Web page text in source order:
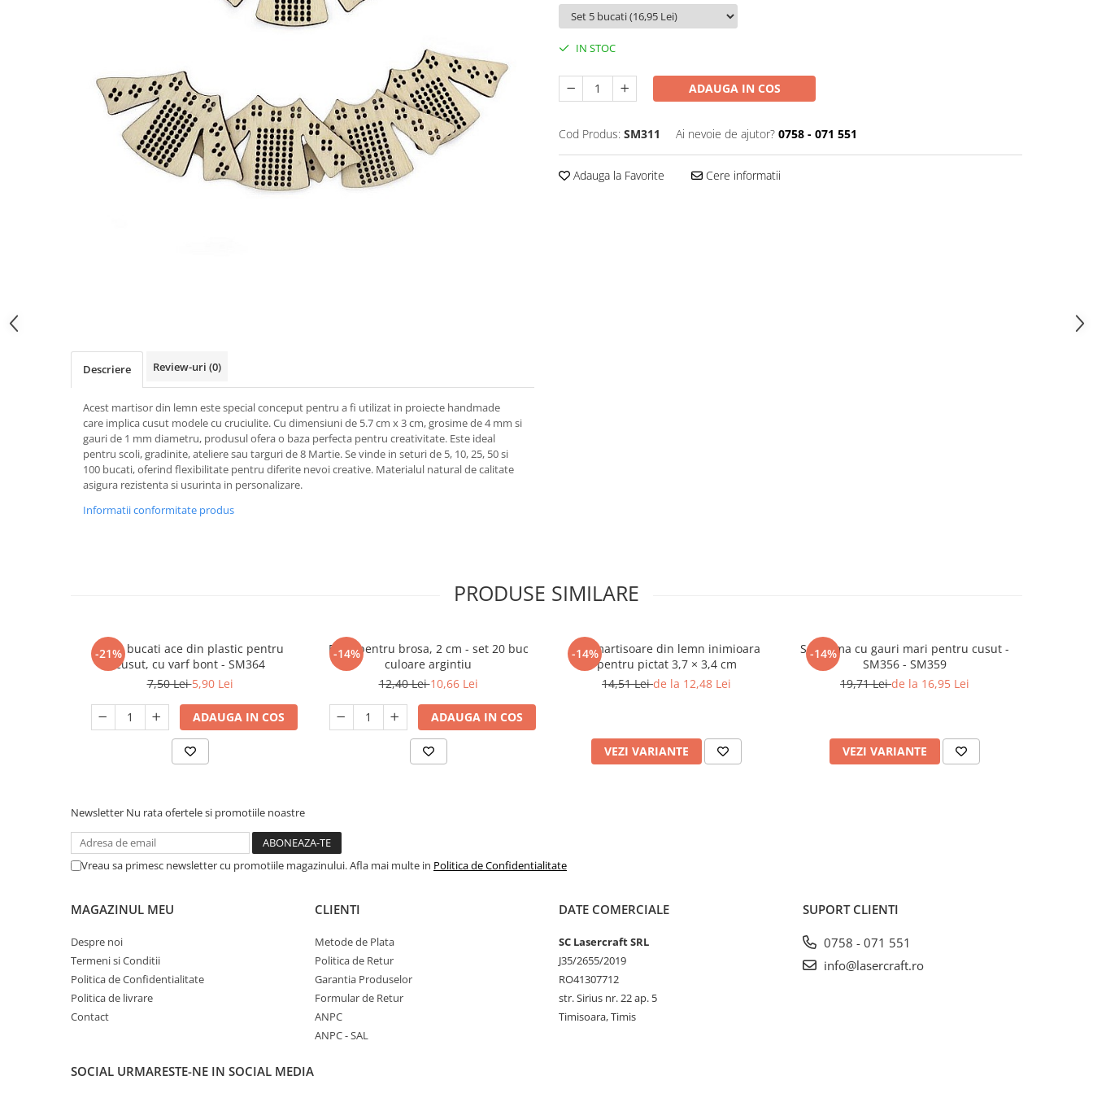
Ornamente si scrapbooking
Suporturi decoupage, placute
IN STOC
ADAUGA IN COS
Cod Produs: SM311 Ai nevoie de ajutor? 0758 - 071 551
Adauga la Favorite Cere informatii
Descriere Review-uri (0)
Acest martisor din lemn este special conceput pentru a fi utilizat in proiecte handmade
care implica cusut modele cu cruciulite. Cu dimensiuni de 5.7 cm x 3 cm, grosime de 4 mm si
gauri de 1 mm diametru, produsul ofera o baza perfecta pentru creativitate. Este ideal
pentru scoli, gradinite, ateliere sau targuri de 8 Martie. Se vinde in seturi de 5, 10, 25, 50 si
100 bucati, oferind flexibilitate pentru diferite nevoi creative. Materialul natural de calitate
asigura rezistenta si usurinta in personalizare.
Informatii conformitate produs
PRODUSE SIMILARE
-21%
Set 5 bucati ace din plastic pentru
cusut, cu varf bont - SM364
7,50 Lei5,90 Lei
ADAUGA IN COS
-14%
Baze pentru brosa, 2 cm - set 20 buc
culoare argintiu
12,40 Lei10,66 Lei
ADAUGA IN COS
-14%
Set martisoare din lemn inimioara
pentru pictat 3,7 × 3,4 cm
14,51 Leide la 12,48 Lei
VEZI VARIANTE
-14%
Set inima cu gauri mari pentru cusut -
SM356 - SM359
19,71 Leide la 16,95 Lei
VEZI VARIANTE
Newsletter Nu rata ofertele si promotiile noastre
Vreau sa primesc newsletter cu promotiile magazinului. Afla mai multe in Politica de Confidentialitate
MAGAZINUL MEU
Despre noi
Termeni si Conditii
Politica de Confidentialitate
Politica de livrare
Contact
CLIENTI
Metode de Plata
Politica de Retur
Garantia Produselor
Formular de Retur
ANPC
ANPC - SAL
DATE COMERCIALE
SC Lasercraft SRL
J35/2655/2019
RO41307712
str. Sirius nr. 22 ap. 5
Timisoara, Timis
SUPORT CLIENTI
0758 - 071 551
info@lasercraft.ro
SOCIAL URMARESTE-NE IN SOCIAL MEDIA